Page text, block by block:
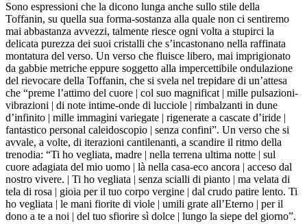
Sono espressioni che la dicono lunga anche sullo stile della
Toffanin, su quella sua forma-sostanza alla quale non ci sentiremo
mai abbastanza avvezzi, talmente riesce ogni volta a stupirci la
delicata purezza dei suoi cristalli che s’incastonano nella raffinata
montatura del verso. Un verso che fluisce libero, mai imprigionato
da gabbie metriche eppure soggetto alla impercettibile ondulazione
del rievocare della Toffanin, che si svela nel trepidare di un’attesa
che “preme l’attimo del cuore | col suo magnificat | mille pulsazioni-
vibrazioni | di note intime-onde di lucciole | rimbalzanti in dune
d’infinito | mille immagini variegate | rigenerate a cascate d’iride |
fantastico personal caleidoscopio | senza confini”. Un verso che si
avvale, a volte, di iterazioni cantilenanti, a scandire il ritmo della
trenodia: “Ti ho vegliata, madre | nella terrena ultima notte | sul
cuore adagiata del mio uomo | là nella casa-eco ancora | acceso dal
nostro vivere. | Ti ho vegliata | senza scialli di pianto | ma velata di
tela di rosa | gioia per il tuo corpo vergine | dal crudo patire lento. Ti
ho vegliata | le mani fiorite di viole | umili grate all’Eterno | per il
dono a te a noi | del tuo sfiorire sì dolce | lungo la siepe del giorno”.